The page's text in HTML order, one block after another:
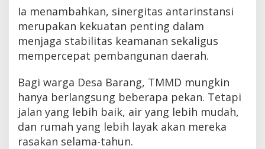
Ia menambahkan, sinergitas antarinstansi
merupakan kekuatan penting dalam
menjaga stabilitas keamanan sekaligus
mempercepat pembangunan daerah.
Bagi warga Desa Barang, TMMD mungkin
hanya berlangsung beberapa pekan. Tetapi
jalan yang lebih baik, air yang lebih mudah,
dan rumah yang lebih layak akan mereka
rasakan selama-tahun.